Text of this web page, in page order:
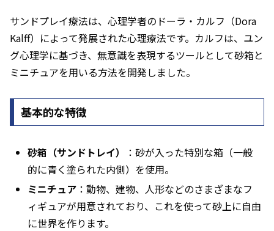
サンドプレイ療法は、心理学者のドーラ・カルフ（Dora
Kalff）によって発展された心理療法です。カルフは、ユン
グ心理学に基づき、無意識を表現するツールとして砂箱と
ミニチュアを用いる方法を開発しました。
基本的な特徴
砂箱（サンドトレイ）
：砂が入った特別な箱（一般
的に青く塗られた内側）を使用。
ミニチュア ：動物、建物、人形などのさまざまなフ
ィギュアが用意されており、これを使って砂上に自由
に世界を作ります。